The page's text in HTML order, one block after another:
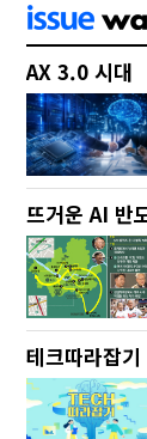
AX 3.0 시대
뜨거운 AI 반
테크따라잡기